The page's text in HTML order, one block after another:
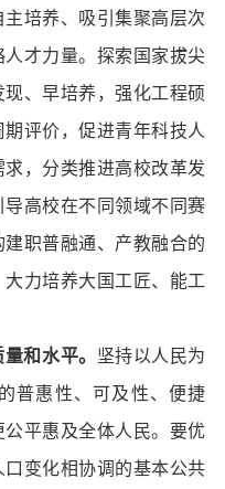
培养、吸引集聚高层次
才力量。探索国家拔尖
、早培养，强化工程硕
评价，促进青年科技人
，分类推进高校改革发
高校在不同领域不同赛
职普融通、产教融合的
力培养大国工匠、能工
和水平。 坚持以人民为
普惠性、可及性、便捷
平惠及全体人民。要优
变化相协调的基本公共